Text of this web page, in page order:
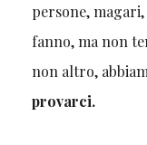
persone,
fanno, ma non
non altro,
provarci.